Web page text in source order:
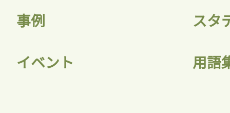
事例 スタ
イベント 用語